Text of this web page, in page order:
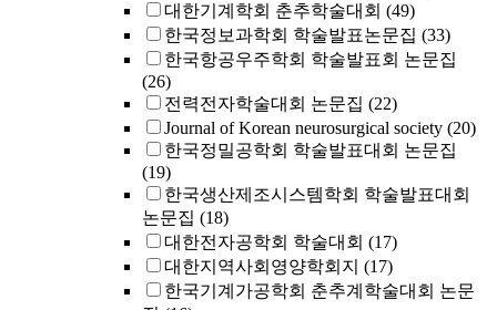
대한기계학회 춘추학술대회 (49)
한국정보과학회 학술발표논문집 (33)
한국항공우주학회 학술발표회 논문집
(26)
전력전자학술대회 논문집 (22)
Journal of Korean neurosurgical society (20)
한국정밀공학회 학술발표대회 논문집
(19)
한국생산제조시스템학회 학술발표대회
논문집 (18)
대한전자공학회 학술대회 (17)
대한지역사회영양학회지 (17)
한국기계가공학회 춘추계학술대회 논문